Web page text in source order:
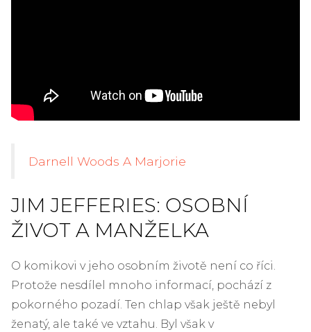
Darnell Woods A Marjorie
JIM JEFFERIES: OSOBNÍ
ŽIVOT A MANŽELKA
O komikovi v jeho osobním životě není co říci.
Protože nesdílel mnoho informací, pochází z
pokorného pozadí. Ten chlap však ještě nebyl
ženatý, ale také ve vztahu. Byl však v